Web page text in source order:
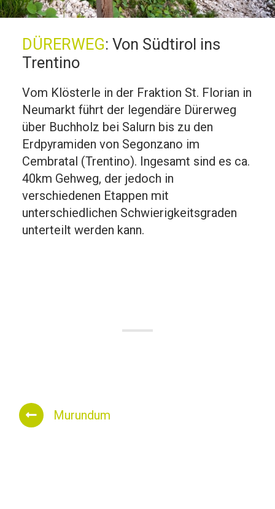
DÜRERWEG: Von Südtirol ins
Trentino
Vom Klösterle in der Fraktion St. Florian in
Neumarkt führt der legendäre Dürerweg
über Buchholz bei Salurn bis zu den
Erdpyramiden von Segonzano im
Cembratal (Trentino). Ingesamt sind es ca.
40km Gehweg, der jedoch in
verschiedenen Etappen mit
unterschiedlichen Schwierigkeitsgraden
unterteilt werden kann.
Murundum